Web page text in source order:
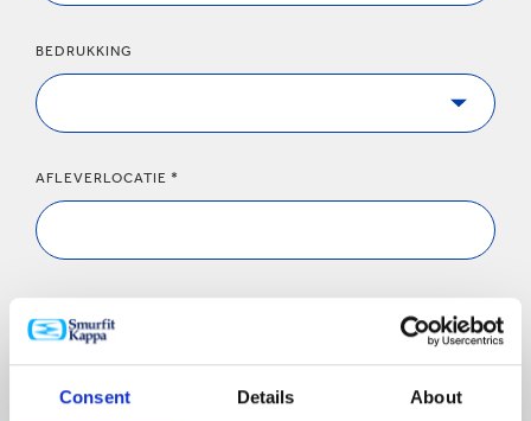
Consent Details About
BEDRUKKING
AFLEVERLOCATIE *